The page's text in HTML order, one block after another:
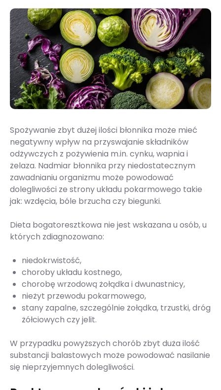
Spożywanie zbyt dużej ilości błonnika może mieć
negatywny wpływ na przyswajanie składników
odżywczych z pożywienia m.in. cynku, wapnia i
żelaza. Nadmiar błonnika przy niedostatecznym
zawadnianiu organizmu może powodować
dolegliwości ze strony układu pokarmowego takie
jak: wzdęcia, bóle brzucha czy biegunki.
Dieta bogatoresztkowa nie jest wskazana u osób, u
których zdiagnozowano:
niedokrwistość,
choroby układu kostnego,
chorobę wrzodową żołądka i dwunastnicy,
nieżyt przewodu pokarmowego,
stany zapalne, szczególnie żołądka, trzustki, dróg
żółciowych czy jelit.
W przypadku powyższych chorób zbyt duża ilość
substancji balastowych może powodować nasilanie
się nieprzyjemnych dolegliwości.